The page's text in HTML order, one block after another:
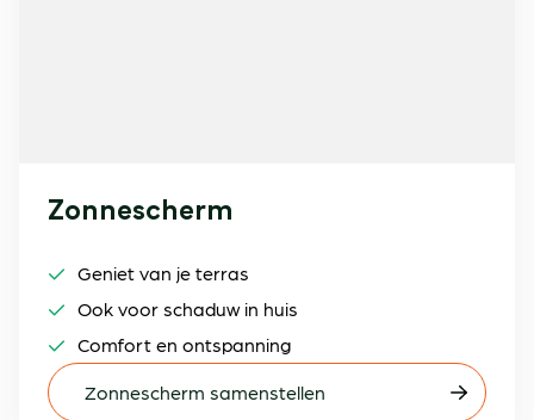
Zonnescherm
Geniet van je terras
Ook voor schaduw in huis
Comfort en ontspanning
Zonnescherm samenstellen